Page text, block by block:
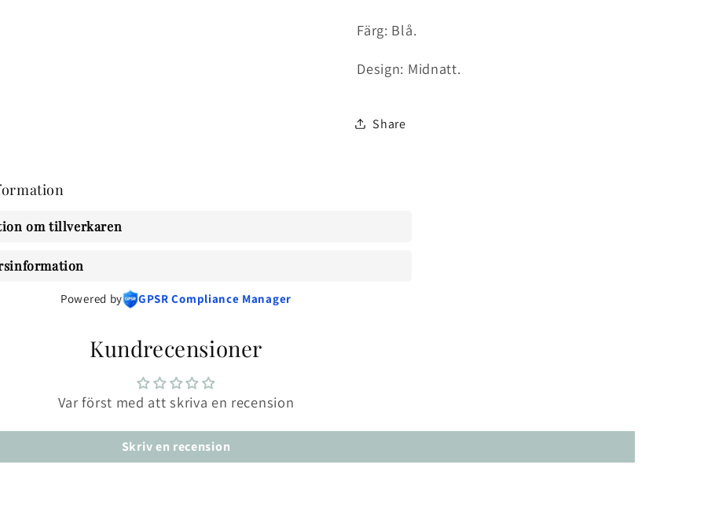
Färg: Blå.
Design: Midnatt.
Share
om tillverkaren
Powered by GPSR Compliance Manager
Kundrecensioner
Var först med att skriva en recension
Skriv en recension